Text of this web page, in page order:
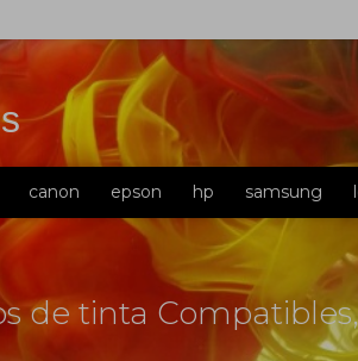
canon epson hp samsung
de tinta